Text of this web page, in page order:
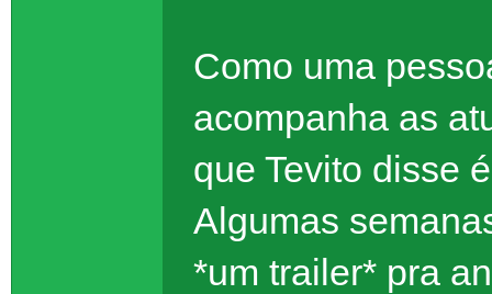
Como uma
acompanha as
que Tevito disse
Algumas
*um trailer* pra